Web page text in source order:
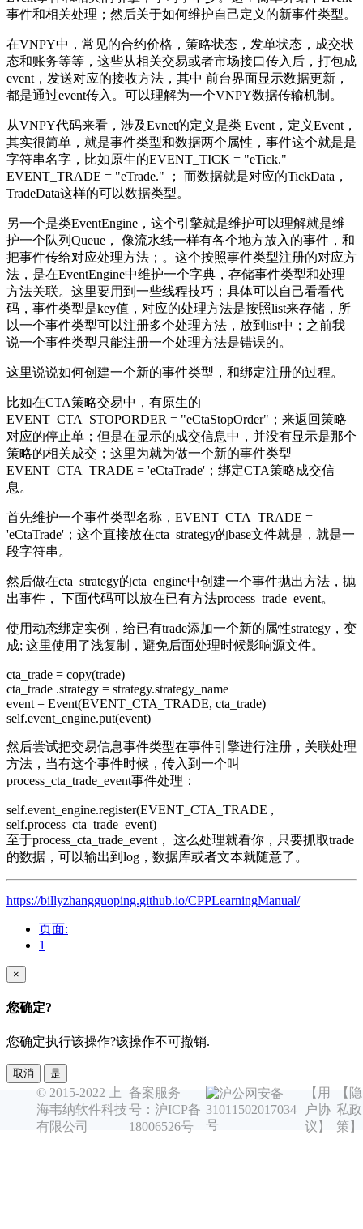
事件和相关处理；然后关于如何维护自己定义的新事件类型。
在VNPY中，常见的合约价格，策略状态，发单状态，成交状
态和账务等等，这些从相关交易或者市场接口传入后，打包成
event，发送对应的接收方法，其中 前台界面显示数据更新，
都是通过event传入。可以理解为一个VNPY数据传输机制。
从VNPY代码来看，涉及Evnet的定义是类 Event，定义Event，
其实很简单，就是事件类型和数据两个属性，事件这个就是是
字符串名字，比如原生的EVENT_TICK = "eTick."
EVENT_TRADE = "eTrade." ； 而数据就是对应的TickData，
TradeData这样的可以数据类型。
另一个是类EventEngine，这个引擎就是维护可以理解就是维
护一个队列Queue， 像流水线一样有各个地方放入的事件，和
把事件传给对应处理方法；。这个按照事件类型注册的对应方
法，是在EventEngine中维护一个字典，存储事件类型和处理
方法关联。这里要用到一些线程技巧；具体可以自己看看代
码，事件类型是key值，对应的处理方法是按照list来存储，所
以一个事件类型可以注册多个处理方法，放到list中；之前我
说一个事件类型只能注册一个处理方法是错误的。
这里说说如何创建一个新的事件类型，和绑定注册的过程。
比如在CTA策略交易中，有原生的
EVENT_CTA_STOPORDER = "eCtaStopOrder"；来返回策略
对应的停止单；但是在显示的成交信息中，并没有显示是那个
策略的相关成交；这里为就为做一个新的事件类型
EVENT_CTA_TRADE = 'eCtaTrade'；绑定CTA策略成交信
息。
首先维护一个事件类型名称，EVENT_CTA_TRADE =
'eCtaTrade'；这个直接放在cta_strategy的base文件就是，就是一
段字符串。
然后做在cta_strategy的cta_engine中创建一个事件抛出方法，抛
出事件， 下面代码可以放在已有方法process_trade_event。
使用动态绑定实例，给已有trade添加一个新的属性strategy，变
成; 这里使用了浅复制，避免后面处理时候影响源文件。
cta_trade = copy(trade)
cta_trade .strategy = strategy.strategy_name
event = Event(EVENT_CTA_TRADE, cta_trade)
self.event_engine.put(event)
然后尝试把交易信息事件类型在事件引擎进行注册，关联处理
方法，当有这个事件时候，传入到一个叫
process_cta_trade_event事件处理：
self.event_engine.register(EVENT_CTA_TRADE ,
self.process_cta_trade_event)
至于process_cta_trade_event， 这么处理就看你，只要抓取trade
的数据，可以输出到log，数据库或者文本就随意了。
https://billyzhangguoping.github.io/CPPLearningManual/
页面:
1
×
您确定?
您确定执行该操作?该操作不可撤销.
取消 是
© 2015-2022 上
海韦纳软件科技
有限公司
备案服务
号：沪ICP备
18006526号
沪公网安备
31011502017034
号
【用
户协
议】
【隐
私政
策】